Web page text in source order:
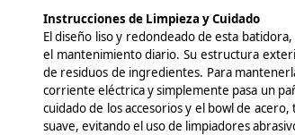
Instrucciones de Limpieza y Cuidado
El diseño liso y redondeado de esta
el mantenimiento diario. Su estructura
de residuos de ingredientes. Para
corriente eléctrica y simplemente pasa un
cuidado de los accesorios y el bowlde acero,
suave, evitando el uso de limpiadores